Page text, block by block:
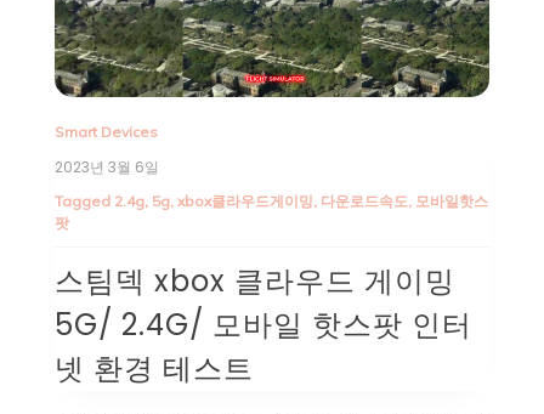
Smart Devices
2023년 3월 6일
Tagged 2.4g, 5g, xbox클라우드게이밍, 다운로드속도, 모바일핫스
팟
스팀덱 xbox 클라우드 게이밍
5G/ 2.4G/ 모바일 핫스팟 인터
넷 환경 테스트